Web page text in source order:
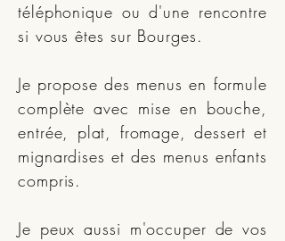
téléphonique ou d'une rencontre
si vous êtes sur Bourges.
Je propose des menus en formule
complète avec mise en bouche,
entrée, plat, fromage, dessert et
mignardises et des menus enfants
compris.
Je peux aussi m'occuper de vos